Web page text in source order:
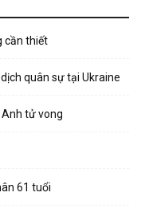
cần thiết
quân sự tại Ukraine
Anh tử vong
61 tuổi